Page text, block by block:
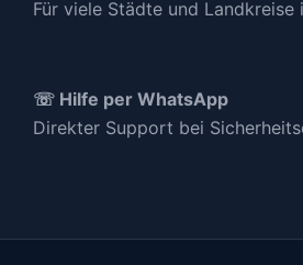
Für viele Städte und Landkreise
☏ Hilfe per WhatsApp
Direkter Support bei